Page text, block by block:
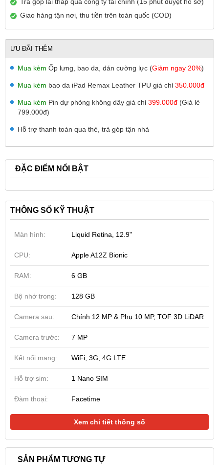
Giao hàng tận nơi, thu tiền trên toàn quốc (COD)
ƯU ĐÃI THÊM
Mua kèm Ốp lưng, bao da, dán cường lực (Giảm ngay 20%)
Mua kèm bao da iPad Remax Leather TPU giá chỉ 350.000đ
Mua kèm Pin dự phòng không dây giá chỉ 399.000đ (Giá lẻ
799.000đ)
Hỗ trợ thanh toán qua thẻ, trả góp tận nhà
ĐẶC ĐIỂM NỔI BẬT
THÔNG SỐ KỸ THUẬT
Màn hình: Liquid Retina, 12.9"
CPU: Apple A12Z Bionic
RAM: 6 GB
Bộ nhớ trong: 128 GB
Camera sau: Chính 12 MP & Phụ 10 MP, TOF 3D LiDAR
Camera trước: 7 MP
Kết nối mạng: WiFi, 3G, 4G LTE
Hỗ trợ sim: 1 Nano SIM
Đàm thoại: Facetime
Xem chi tiết thông số
SẢN PHẨM TƯƠNG TỰ